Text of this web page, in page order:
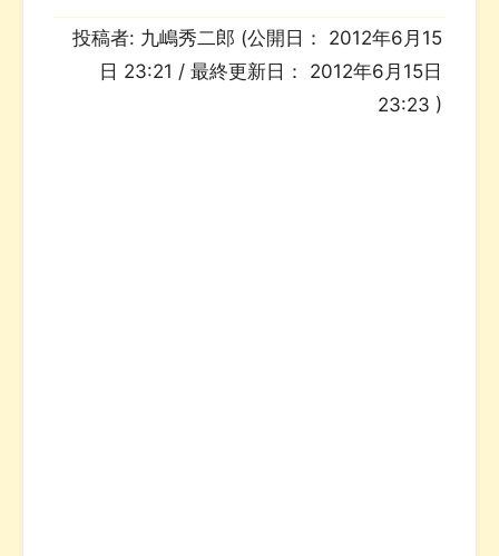
投稿者: 九嶋秀二郎 (公開日： 2012年6月15
日 23:21 / 最終更新日： 2012年6月15日
23:23 )